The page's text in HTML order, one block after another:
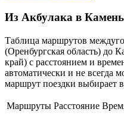
Из Акбулака в
Таблица маршрутов
(Оренбургская область) до
край) с расстоянием и
автоматически и не всегда
маршрут поездки выбирает
Маршруты Расстояние